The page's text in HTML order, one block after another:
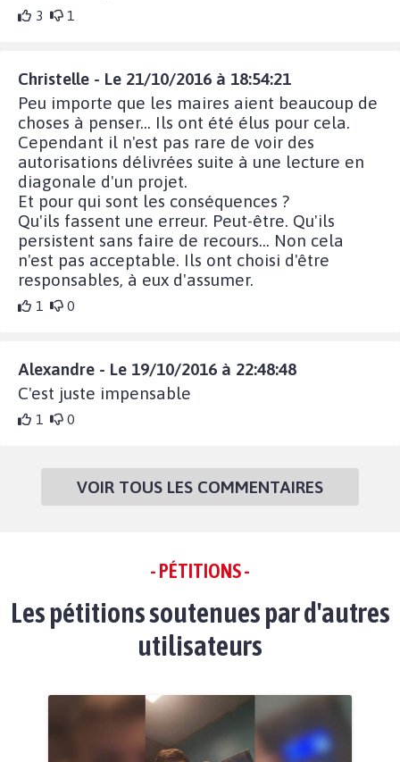
3 1
Christelle - Le 21/10/2016 à 18:54:21
Peu importe que les maires aient beaucoup de
choses à penser... Ils ont été élus pour cela.
Cependant il n'est pas rare de voir des
autorisations délivrées suite à une lecture en
diagonale d'un projet.
Et pour qui sont les conséquences ?
Qu'ils fassent une erreur. Peut-être. Qu'ils
persistent sans faire de recours... Non cela
n'est pas acceptable. Ils ont choisi d'être
responsables, à eux d'assumer.
1 0
Alexandre - Le 19/10/2016 à 22:48:48
C'est juste impensable
1 0
VOIR TOUS LES COMMENTAIRES
- PÉTITIONS -
Les pétitions soutenues par d'autres
utilisateurs